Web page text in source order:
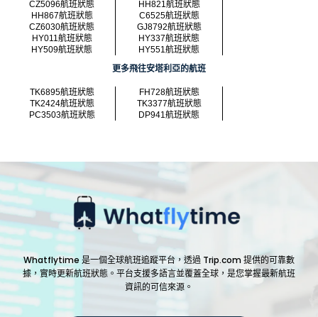
CZ5096航班狀態
HH821航班狀態
HH867航班狀態
C6525航班狀態
CZ6030航班狀態
GJ8792航班狀態
HY011航班狀態
HY337航班狀態
HY509航班狀態
HY551航班狀態
更多飛往安塔利亞的航班
TK6895航班狀態
FH728航班狀態
TK2424航班狀態
TK3377航班狀態
PC3503航班狀態
DP941航班狀態
Whatflytime 是一個全球航班追蹤平台，透過 Trip.com 提供的可靠數
據，實時更新航班狀態。平台支援多語言並覆蓋全球，是您掌握最新航班
資訊的可信來源。